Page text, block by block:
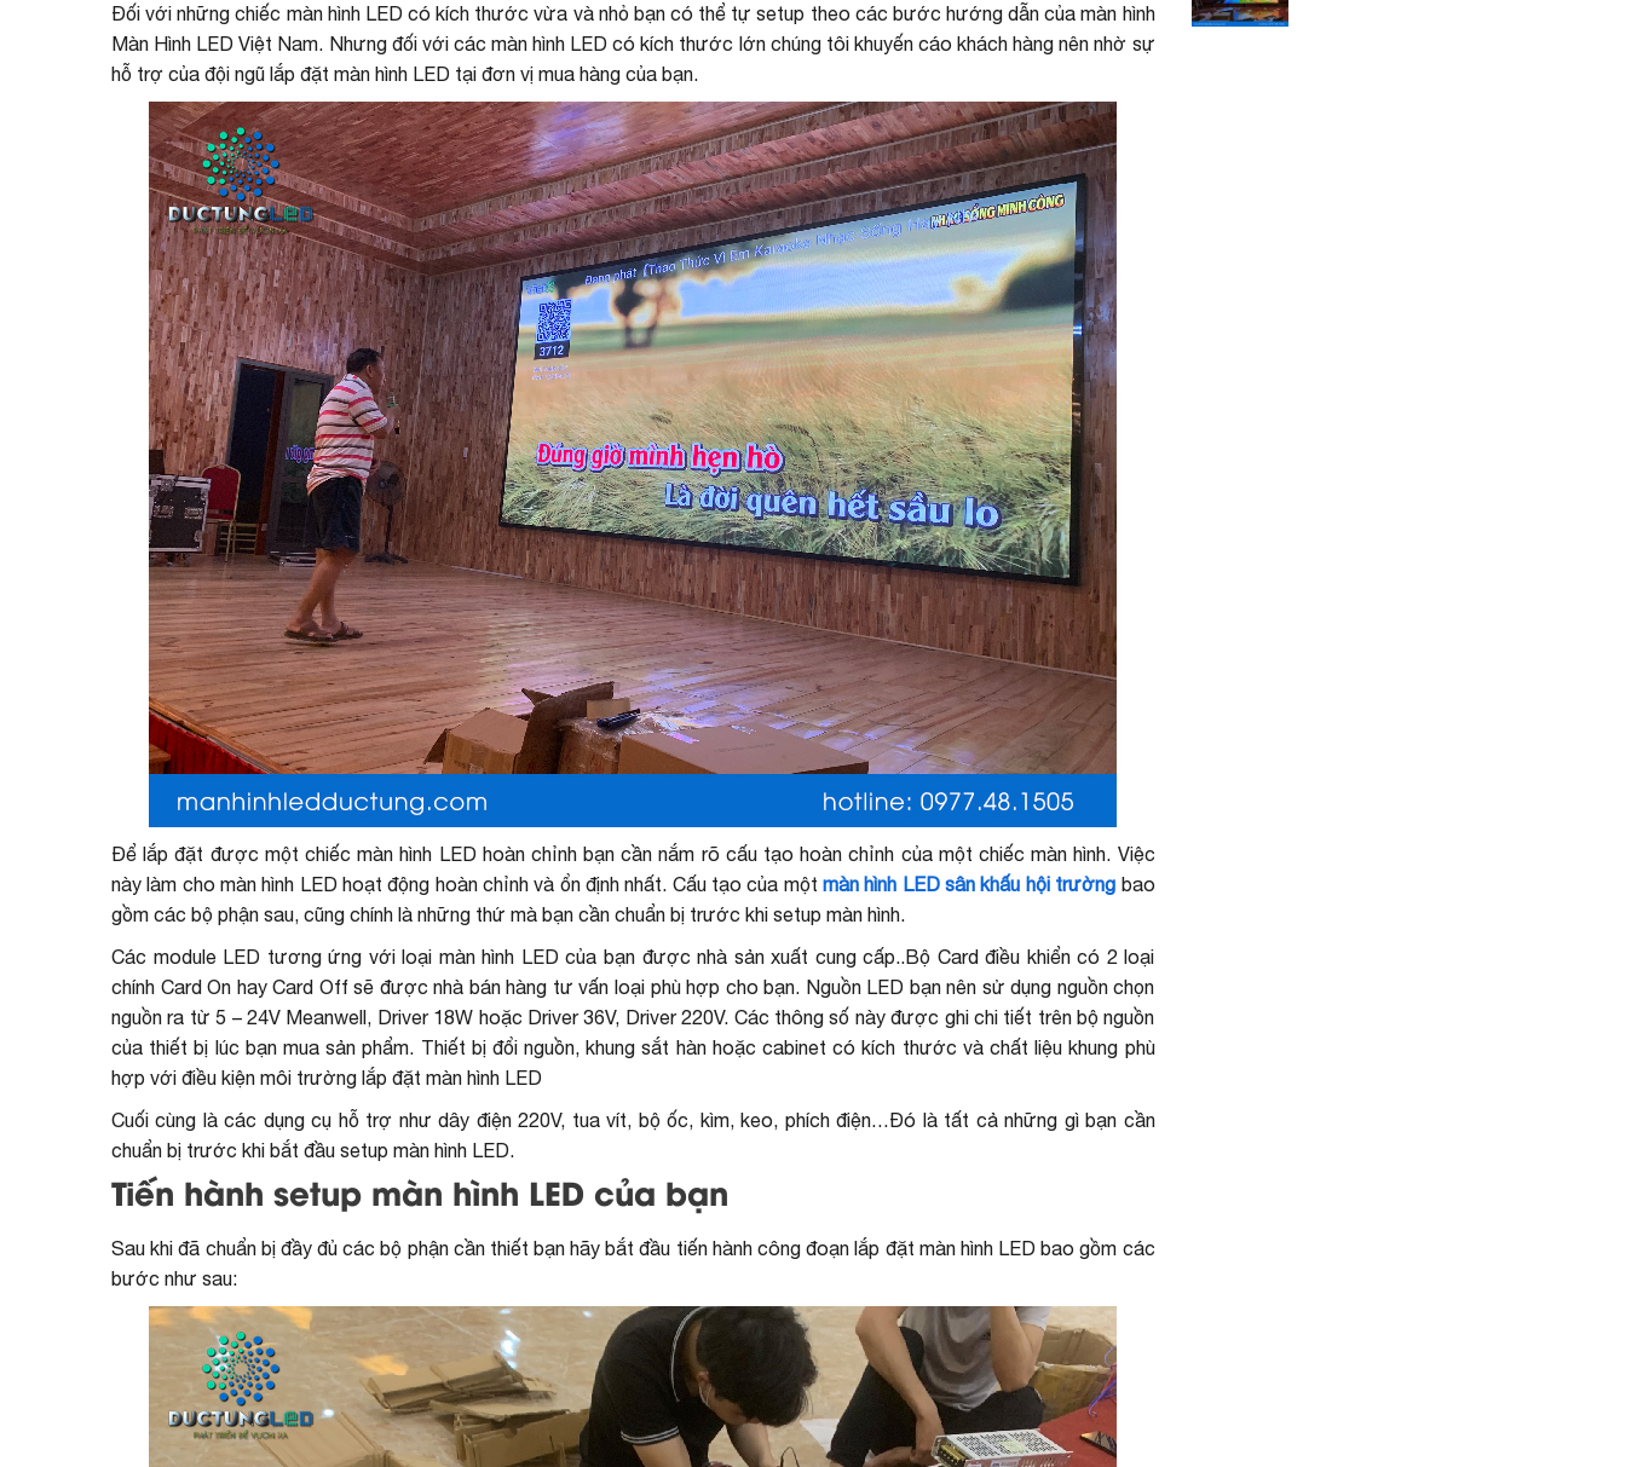
Đối với những chiếc màn hình LED có kích thước vừa và nhỏ bạn có thể tự setup theo các bước hướng dẫn của màn hình
Màn Hình LED Việt Nam. Nhưng đối với các màn hình LED có kích thước lớn chúng tôi khuyến cáo khách hàng nên nhờ sự
hỗ trợ của đội ngũ lắp đặt màn hình LED tại đơn vị mua hàng của bạn.
Để lắp đặt được một chiếc màn hình LED hoàn chỉnh bạn cần nắm rõ cấu tạo hoàn chỉnh của một chiếc màn hình. Việc
này làm cho màn hình LED hoạt động hoàn chỉnh và ổn định nhất. Cấu tạo của mộtmàn hình LED sân khấu hội trường bao
gồm các bộ phận sau, cũng chính là những thứ mà bạn cần chuẩn bị trước khi setup màn hình.
Các module LED tương ứng với loại màn hình LED của bạn được nhà sản xuất cung cấp..Bộ Card điều khiển có 2 loại
chính Card On hay Card Off sẽ được nhà bán hàng tư vấn loại phù hợp cho bạn. Nguồn LED bạn nên sử dụng nguồn chọn
nguồn ra từ 5 – 24V Meanwell, Driver 18W hoặc Driver 36V, Driver 220V. Các thông số này được ghi chi tiết trên bộ nguồn
của thiết bị lúc bạn mua sản phẩm. Thiết bị đổi nguồn, khung sắt hàn hoặc cabinet có kích thước và chất liệu khung phù
hợp với điều kiện môi trường lắp đặt màn hình LED
Cuối cùng là các dụng cụ hỗ trợ như dây điện 220V, tua vít, bộ ốc, kìm, keo, phích điện…Đó là tất cả những gì bạn cần
chuẩn bị trước khi bắt đầu setup màn hình LED.
Tiến hành setup màn hình LED của bạn
Sau khi đã chuẩn bị đầy đủ các bộ phận cần thiết bạn hãy bắt đầu tiến hành công đoạn lắp đặt màn hình LED bao gồm các
bước như sau: